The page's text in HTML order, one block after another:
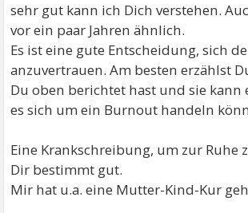
sehr gut kann ich Dich verstehen.
vor ein paar Jahren ähnlich.
Es ist eine gute Entscheidung, sich
anzuvertrauen. Am besten erzählst
Du oben berichtet hast und sie kann
es sich um ein Burnout handeln
Eine Krankschreibung, um zur Ruhe
Dir bestimmt gut.
Mir hat u.a. eine Mutter-Kind-Kur